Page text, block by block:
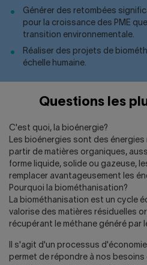
Générer des retombées
pour la croissance des PME
transition environnementale.
Réaliser des projets de
échelle humaine.
Questions les
C'est quoi, la bioénergie?
Les bioénergies sont des
partir de matières organiques,
forme liquide, solide ou gazeuse,
remplacer avantageusement les
Pourquoi la biométhanisation?
La biométhanisation est un cycle
valorise des matières résiduelles
récupérant le méthane généré par
Il s'agit d'un processus
permet de répondre à nos